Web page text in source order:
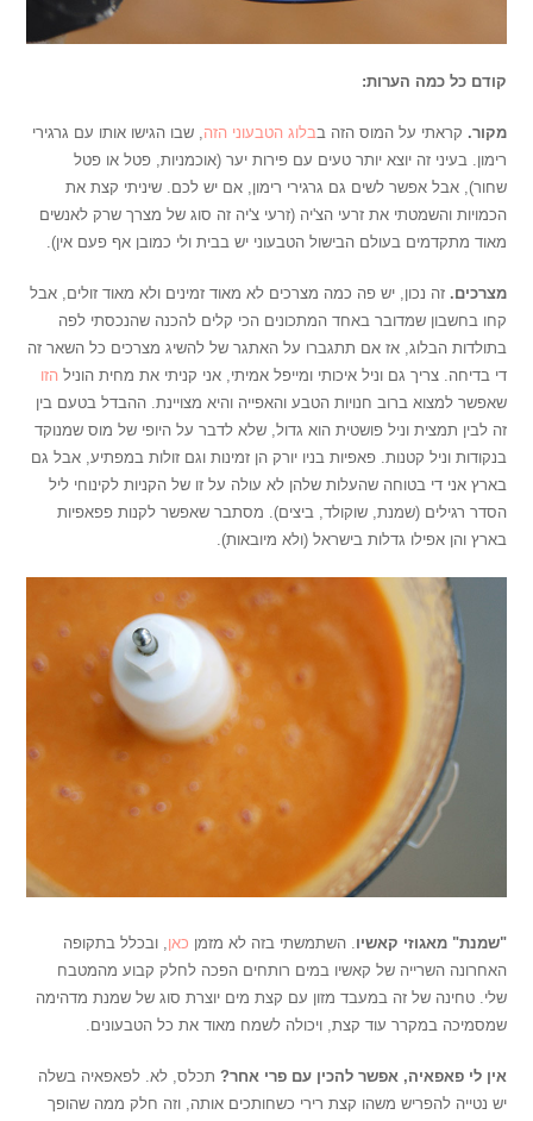
קודם כל כמה הערות:
מקור. קראתי על המוס הזה בבלוג הטבעוני הזה , שבו הגישו אותו עם גרגירי
רימון. בעיני זה יוצא יותר טעים עם פירות יער (אוכמניות, פטל או פטל
שחור), אבל אפשר לשים גם גרגירי רימון, אם יש לכם. שיניתי קצת את
הכמויות והשמטתי את זרעי הצ'יה (זרעי צ'יה זה סוג של מצרך שרק לאנשים
מאוד מתקדמים בעולם הבישול הטבעוני יש בבית ולי כמובן אף פעם אין).
מצרכים.זה נכון, יש פה כמה מצרכים לא מאוד זמינים ולא מאוד זולים, אבל
קחו בחשבון שמדובר באחד המתכונים הכי קלים להכנה שהנכסתי לפה
בתולדות הבלוג, אז אם תתגברו על האתגר של להשיג מצרכים כל השאר זה
די בדיחה. צריך גם וניל איכותי ומייפל אמיתי, אני קניתי את מחית הונילהזו
שאפשר למצוא ברוב חנויות הטבע והאפייה והיא מצויינת. ההבדל בטעם בין
זה לבין תמצית וניל פושטית הוא גדול, שלא לדבר על היופי של מוס שמנוקד
בנקודות וניל קטנות. פאפיות בניו יורק הן זמינות וגם זולות במפתיע, אבל גם
בארץ אני די בטוחה שהעלות שלהן לא עולה על זו של הקניות לקינוחי ליל
הסדר רגילים (שמנת, שוקולד, ביצים). מסתבר שאפשר לקנות פפאפיות
בארץ והן אפילו גדלות בישראל (ולא מיובאות).
"שמנת" מאגוזי קאשיו. השתמשתי בזה לא מזמן כאן, ובכלל בתקופה
האחרונה השרייה של קאשיו במים רותחים הפכה לחלק קבוע מהמטבח
שלי. טחינה של זה במעבד מזון עם קצת מים יוצרת סוג של שמנת מדהימה
שמסמיכה במקרר עוד קצת, ויכולה לשמח מאוד את כל הטבעונים.
אין לי פאפאיה, אפשר להכין עם פרי אחר? תכלס, לא. לפאפאיה בשלה
יש נטייה להפריש משהו קצת רירי כשחותכים אותה, וזה חלק ממה שהופך